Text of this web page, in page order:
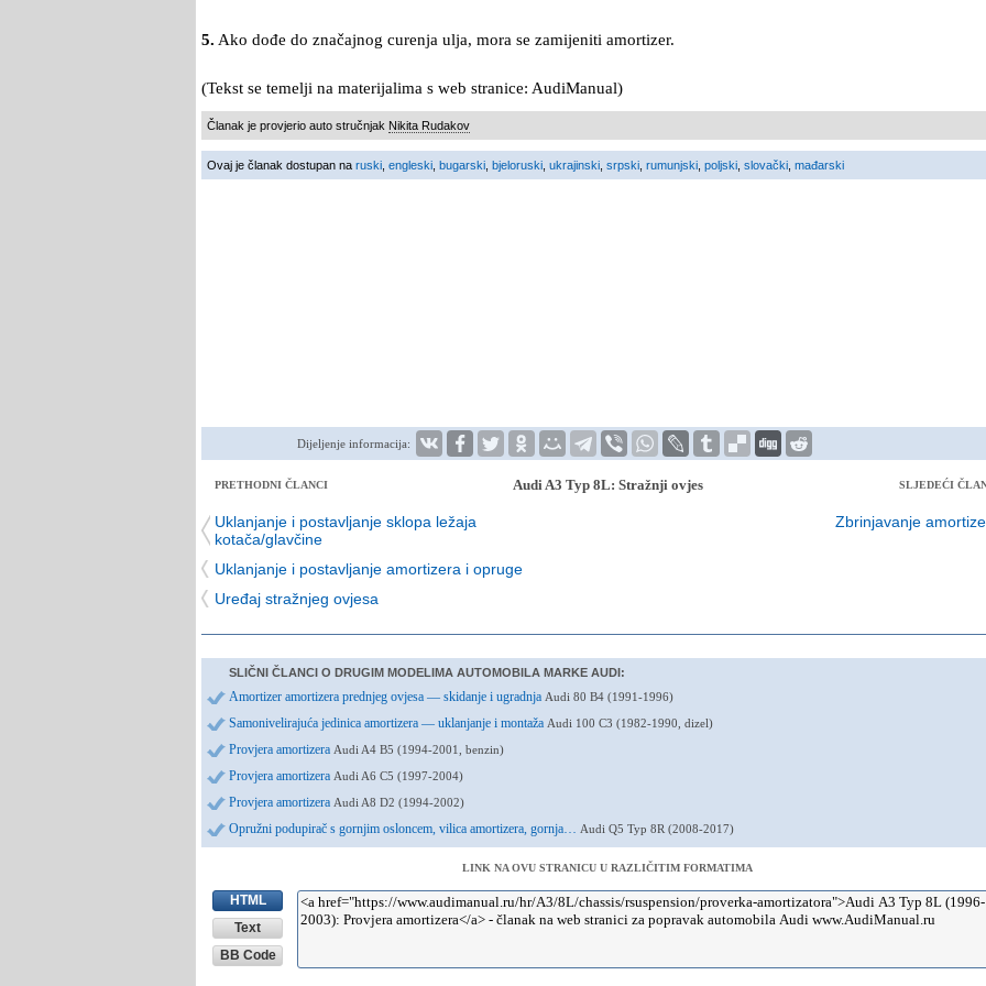
5. Ako dođe do značajnog curenja ulja, mora se zamijeniti amortizer.
(Tekst se temelji na materijalima s web stranice: AudiManual)
Članak je provjerio auto stručnjak Nikita Rudakov
Ovaj je članak dostupan na ruski engleski bugarski bjeloruski ukrajinski srpski rumunjski poljski slovački mađarski
Dijeljenje informacija:
PRETHODNI ČLANCI Audi A3 Typ 8L: Stražnji ovjes SLJEDEĆI
Uklanjanje i postavljanje sklopa ležaja
kotača/glavčine
Uklanjanje i postavljanje amortizera i opruge
Uređaj stražnjeg ovjesa
Zbrinjavanje
SLIČNI ČLANCI O DRUGIM MODELIMA AUTOMOBILA MARKE AUDI:
Amortizer amortizera prednjeg ovjesa — skidanje i ugradnja Audi 80 B4 (1991-1996)
Samonivelirajuća jedinica amortizera — uklanjanje i montaža Audi 100 C3 (1982-1990, dizel)
Provjera amortizera Audi A4 B5 (1994-2001, benzin)
Provjera amortizera Audi A6 C5 (1997-2004)
Provjera amortizera Audi A8 D2 (1994-2002)
Opružni podupirač s gornjim osloncem, vilica amortizera, gornja… Audi Q5 Typ 8R (2008-2017)
LINK NA OVU STRANICU U RAZLIČITIM FORMATIMA
HTML
Text
BB Code